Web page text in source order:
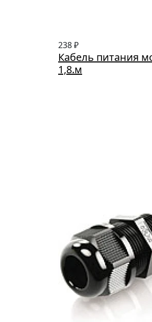
238 ₽
Кабель питания
1,8.м